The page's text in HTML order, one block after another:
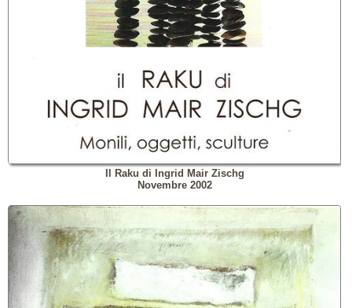
Il Raku di Ingrid Mair Zischg
Novembre 2002